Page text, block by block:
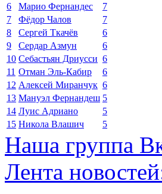
6
Марио Фернандес
7
7
Фёдор Чалов
7
8
Сергей Ткачёв
6
9
Сердар Азмун
6
10 Себастьян Дриусси 6
11 Отман Эль-Кабир
6
12 Алексей Миранчук 6
13 Мануэл Фернандеш 5
14 Луис Адриано
5
15 Никола Влашич 5
Наша группа
Лента